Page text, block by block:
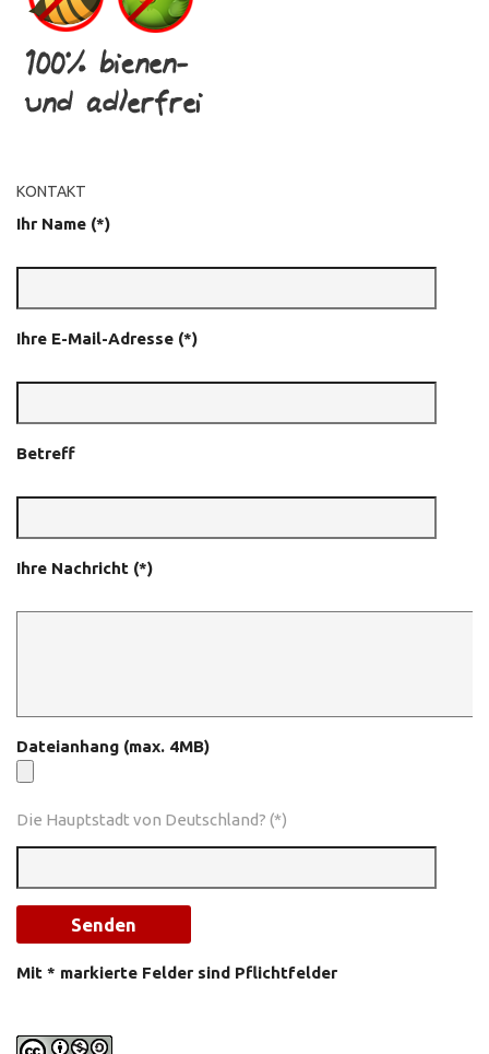
KONTAKT
Ihr Name (*)
Ihre E-Mail-Adresse (*)
Betreff
Ihre Nachricht (*)
Dateianhang (max. 4MB)
Die Hauptstadt von Deutschland? (*)
Mit * markierte Felder sind Pflichtfelder